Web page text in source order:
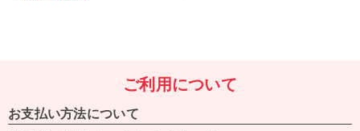
ご利用について
お支払い方法について